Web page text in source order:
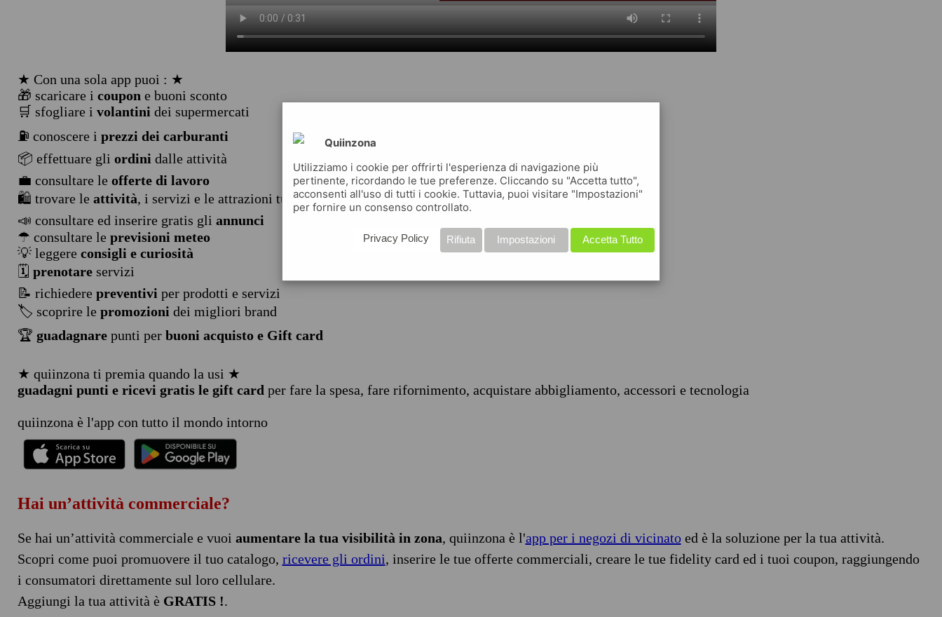
★ Con una sola app puoi : ★
🎁 scaricare i coupon e buoni sconto
🛒 sfogliare i volantini dei supermercati
⛽ conoscere i prezzi dei carburanti
📦 effettuare gli ordini dalle attività
💼 consultare le offerte di lavoro
🛍️ trovare le attività, i servizi e le attrazioni turistiche
📣 consultare ed inserire gratis gli annunci
☂ consultare le previsioni meteo
💡 leggere consigli e curiosità
🗓️ prenotareservizi
📝 richiedere preventivi per prodotti e servizi
🏷️ scoprire le promozioni dei migliori brand
🏆 guadagnarepunti per buoni acquisto e Gift card
★ quiinzona ti premia quando la usi ★
guadagni punti e ricevi gratis le gift card per fare la spesa, fare rifornimento, acquistare abbigliamento, accessori e tecnologia
quiinzona è l'app con tutto il mondo intorno
Hai un’attività commerciale?
Se hai un’attività commerciale e vuoi aumentare la tua visibilità in zona, quiinzona è l'app per i negozi di vicinatoed è la soluzione per la tua attività.
Scopri come puoi promuovere il tuo catalogo, ricevere gli ordini, inserire le tue offerte commerciali, creare le tue fidelity card ed i tuoi coupon, raggiungendo
i consumatori direttamente sul loro cellulare.
Aggiungi la tua attività è GRATIS !.
Quiinzona
Utilizziamo i cookie per offrirti l'esperienza di navigazione più
pertinente, ricordando le tue preferenze. Cliccando su "Accetta tutto",
acconsenti all'uso di tutti i cookie. Tuttavia, puoi visitare "Impostazioni"
per fornire un consenso controllato.
Accetta Tutto
Impostazioni
Rifiuta
Privacy Policy